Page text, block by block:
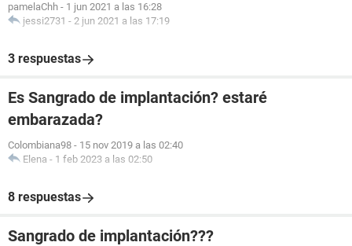
pamelaChh - 1 jun 2021 a las 16:28
jessi2731 - 2 jun 2021 a las 17:19
3 respuestas
Es Sangrado de implantación? estaré
embarazada?
Colombiana98 - 15 nov 2019 a las 02:40
Elena - 1 feb 2023 a las 02:50
8 respuestas
Sangrado de implantación???